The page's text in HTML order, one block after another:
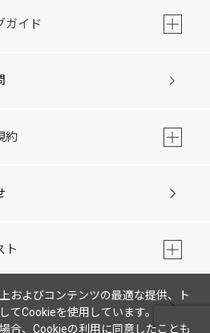
ガイド
約
ト
およびコンテンツの最適な提供、ト
てCookieを使用しています。
合、Cookieの利用に同意したことも